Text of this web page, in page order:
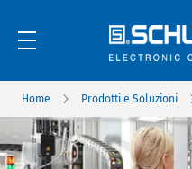
Home Prodotti e Soluzioni